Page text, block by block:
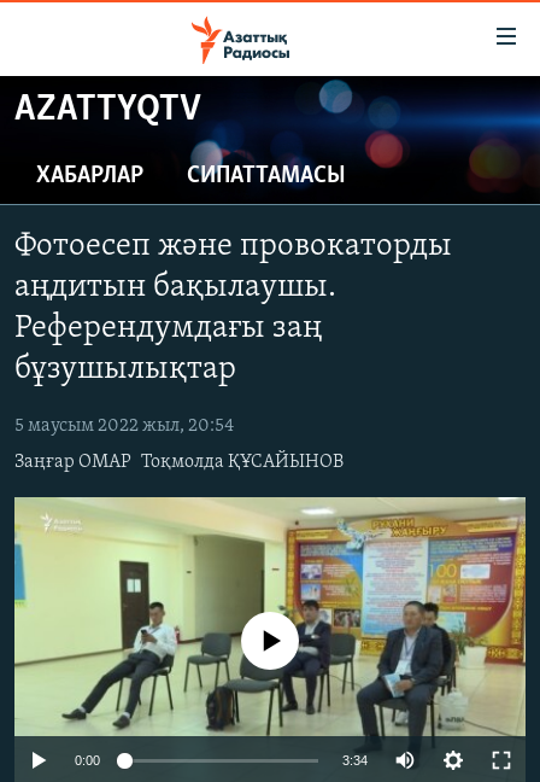
Skip
to
content
to
main
Navigation
Skip
to
ЖАҢАЛЫҚТАР
САЯСАТ
ҚАҢТАР ОҚИҒАСЫ
АДАМ ҚҰҚЫҚТАРЫ
ӘЛЕУМЕТ
ӘЛЕМ
АРНАЙЫ ЖОБАЛАР
Русский
ЖАЗЫЛЫҢЫЗ
Басқа тілдерде
AZATTYQTV
ХАБАРЛАР СИПАТТАМАСЫ
Фотоесеп және провокаторды
аңдитын бақылаушы.
Референдумдағы заң
бұзушылықтар
5 маусым 2022 жыл, 20:54
Заңғар ОМАР Тоқмолда ҚҰСАЙЫНОВ
No media source currently available
0:00 3:34